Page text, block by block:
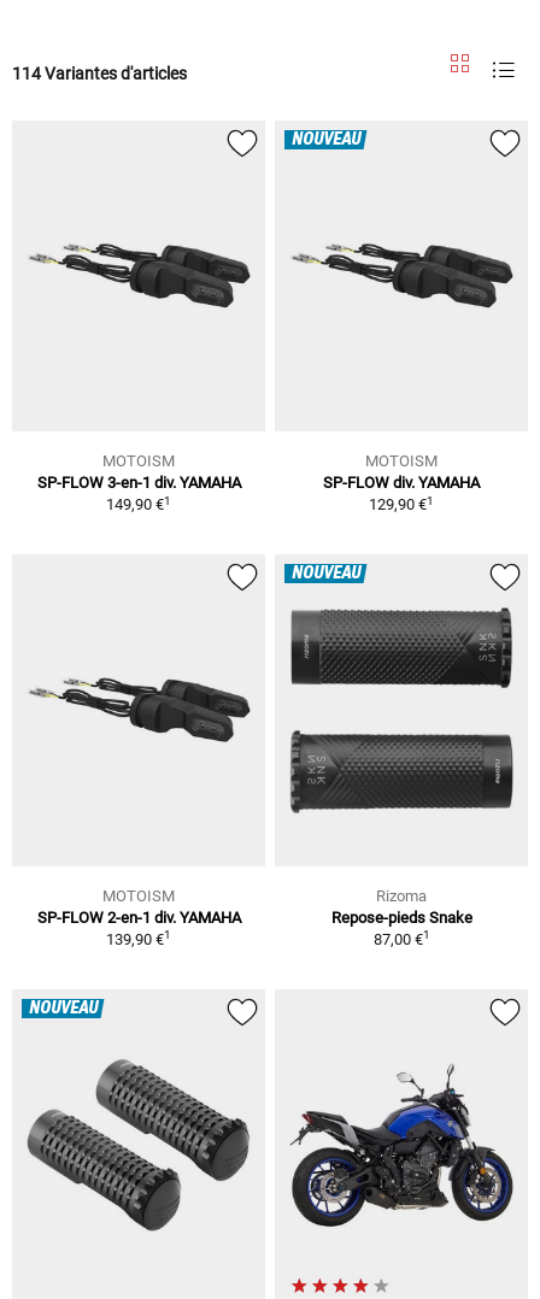
114 Variantes d'articles
MOTOISM
SP-FLOW 3-en-1 div. YAMAHA
149,90 €1
NOUVEAU
MOTOISM
SP-FLOW div. YAMAHA
129,90 €1
MOTOISM
SP-FLOW 2-en-1 div. YAMAHA
139,90 €1
NOUVEAU
Rizoma
Repose-pieds Snake
87,00 €1
NOUVEAU